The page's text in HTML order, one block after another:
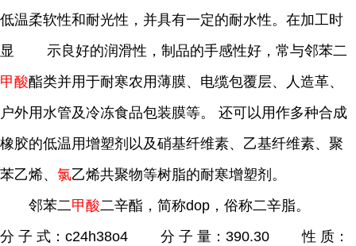
低温柔软性和耐光性，并具有一定的耐水性。在加工时
显 示良好的润滑性，制品的手感性好，常与邻苯二
甲酸酯类并用于耐寒农用薄膜、电缆包覆层、人造革、
户外用水管及冷冻食品包装膜等。 还可以用作多种合成
橡胶的低温用增塑剂以及硝基纤维素、乙基纤维素、聚
苯乙烯、 氯乙烯共聚物等树脂的耐寒增塑剂。
邻苯二甲酸二辛酯，简称dop，俗称二辛脂。
分 子 式：c24h38o4 分 子 量：390.30 性 质：